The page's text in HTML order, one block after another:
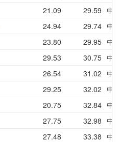
21.09 29.59 中
24.94 29.74 中
23.80 29.95 中
29.53 30.75 中
26.54 31.02 中
29.25 32.02 中
20.75 32.84 中
27.75 32.98 中
27.48 33.38 中